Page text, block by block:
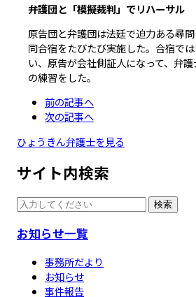
弁護団と「模擬裁判」でリハーサル
原告団と弁護団は法廷で迫力ある尋
同合宿をたびたび実施した。合宿で
い、原告が会社側証人になって、弁
の練習をした。
前の記事へ
次の記事へ
ひょうきん弁護士を見る
サイト内検索
検索
お知らせ一覧
事務所だより
お知らせ
事件報告